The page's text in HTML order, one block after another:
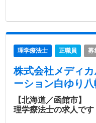
理学療法士 正職員 募
株式会社メディ
ーション白ゆり八
【北海道／函館市】
理学療法士の求人です